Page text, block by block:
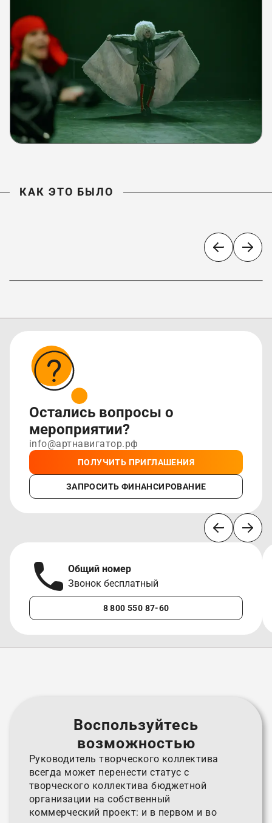
КАК ЭТО БЫЛО
КАК ЭТО БЫЛО
Остались вопросы о
мероприятии?
info@артнавигатор.рф
ПОЛУЧИТЬ ПРИГЛАШЕНИЯ
ЗАПРОСИТЬ ФИНАНСИРОВАНИЕ
Общий номер
Звонок бесплатный
8 800 550 87-60
Воспользуйтесь
возможностью
Руководитель творческого коллектива
всегда может перенести статус с
творческого коллектива бюджетной
организации на собственный
коммерческий проект: и в первом и во